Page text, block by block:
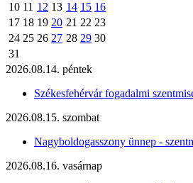
10 11 12 13 14 15 16
17 18 19 20 21 22 23
24 25 26 27 28 29 30
31
2026.08.14. péntek
Székesfehérvár fogadalmi
2026.08.15. szombat
Nagyboldogasszony ünnep -
2026.08.16. vasárnap